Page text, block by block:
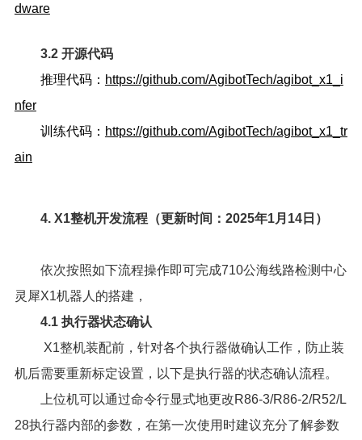
dware
3.2 开源代码
推理代码： https://github.com/AgibotTech/agibot_x1_i
nfer
训练代码： https://github.com/AgibotTech/agibot_x1_tr
ain
4. X1整机开发流程（更新时间：2025年1月14日）
依次按照如下流程操作即可完成710公海线路检测中心
灵犀X1机器人的搭建，
4.1 执行器状态确认
X1整机装配前，针对各个执行器做确认工作，防止装
机后需要重新标定设置，以下是执行器的状态确认流程。
上位机可以通过命令行显式地更改R86-3/R86-2/R52/L
28执行器内部的参数，在第一次使用时建议充分了解参数